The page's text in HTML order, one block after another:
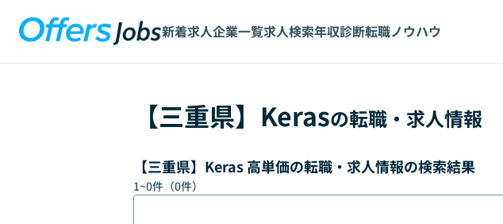
新着求人企業一覧求人検索年収診断転職ノウハウ
【三重県】 Kerasの転職・求人情報
【三重県】Keras 高単価の転職・求人情報の検索結果
1~0件（0件）